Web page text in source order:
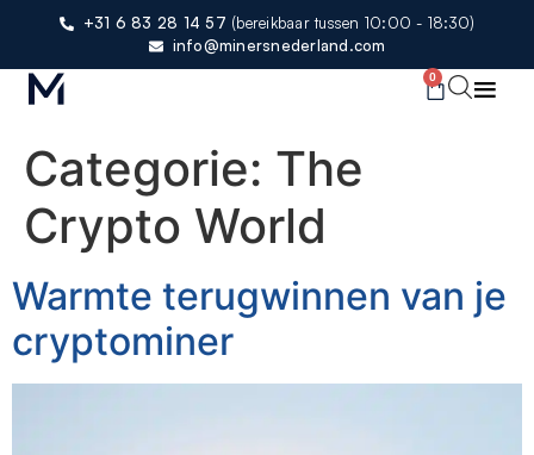
+31 6 83 28 14 57 (bereikbaar tussen 10:00 - 18:30)
info@minersnederland.com
0
Categorie: The
Crypto World
Warmte terugwinnen van je
cryptominer